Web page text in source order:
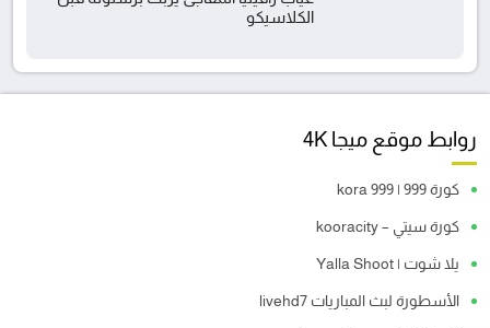
الكلاسيكو
روابط موقع ميجا 4K
كورة 999 | kora 999
كورة سيتي – kooracity
يلا شوت | Yalla Shoot
الأسطورة لبث المباريات livehd7